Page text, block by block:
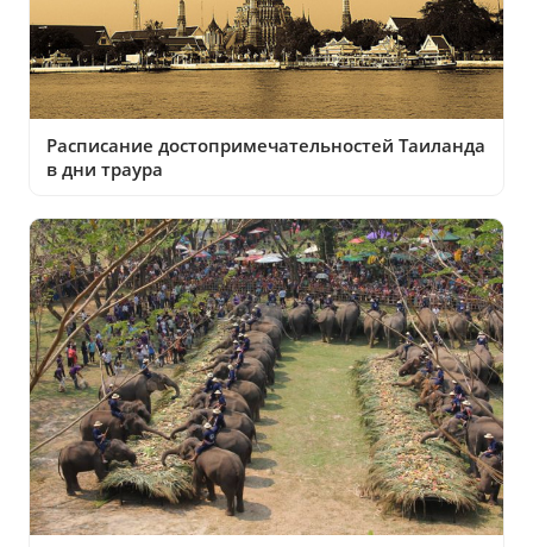
Расписание достопримечательностей Таиланда
в дни траура